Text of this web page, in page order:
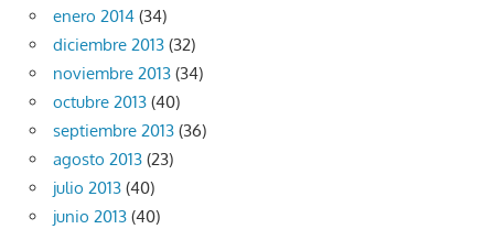
enero 2014 (34)
diciembre 2013 (32)
noviembre 2013 (34)
octubre 2013 (40)
septiembre 2013 (36)
agosto 2013 (23)
julio 2013 (40)
junio 2013 (40)